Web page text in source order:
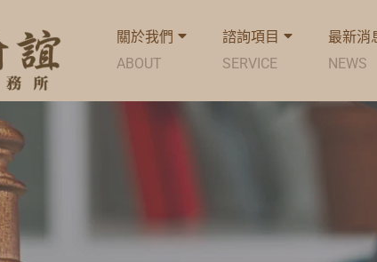
關於我們
ABOUT
諮詢項目
SERVICE
最新消
NEWS